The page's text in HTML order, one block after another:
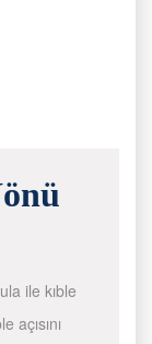
ile kıble
açısını